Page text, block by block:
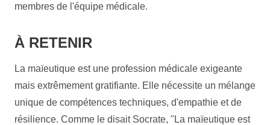
membres de l'équipe médicale.
À RETENIR
La maïeutique est une profession médicale exigeante
mais extrêmement gratifiante. Elle nécessite un mélange
unique de compétences techniques, d'empathie et de
résilience. Comme le disait Socrate, "La maïeutique est